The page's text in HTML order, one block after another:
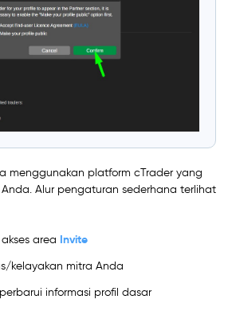
menggunakan platform cTrader yang
Alur pengaturan sederhana terlihat
area Invite
kelayakan mitra Anda
informasi profil dasar